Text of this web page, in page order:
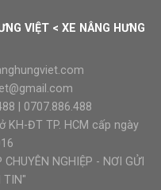
VIỆT < XE NÂNG HƯNG
0707.886.488
KH-ĐT TP. HCM cấp ngày
NGHIỆP - NƠI GỬI
TIN"